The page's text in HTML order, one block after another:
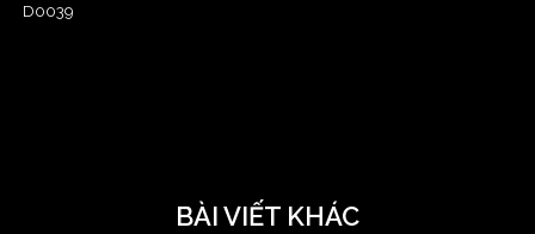
D0039
BÀI VIẾT KHÁC